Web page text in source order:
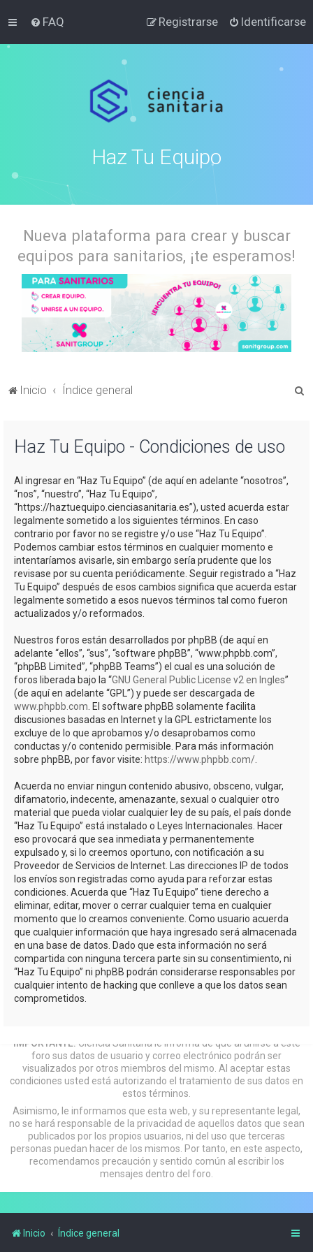
FAQ Identificarse
Registrarse
Haz Tu Equipo
Nueva plataforma para crear y buscar
equipos para sanitarios, ¡te esperamos!
Inicio Índice general
Haz Tu Equipo - Condiciones de uso
Al ingresar en “Haz Tu Equipo” (de aquí en adelante “nosotros”,
“nos”, “nuestro”, “Haz Tu Equipo”,
“https://haztuequipo.cienciasanitaria.es”), usted acuerda estar
legalmente sometido a los siguientes términos. En caso
contrario por favor no se registre y/o use “Haz Tu Equipo”.
Podemos cambiar estos términos en cualquier momento e
intentaríamos avisarle, sin embargo sería prudente que los
revisase por su cuenta periódicamente. Seguir registrado a “Haz
Tu Equipo” después de esos cambios significa que acuerda estar
legalmente sometido a esos nuevos términos tal como fueron
actualizados y/o reformados.
Nuestros foros están desarrollados por phpBB (de aquí en
adelante “ellos”, “sus”, “software phpBB”, “www.phpbb.com”,
“phpBB Limited”, “phpBB Teams”) el cual es una solución de
foros liberada bajo la “GNU General Public License v2 en Ingles”
(de aquí en adelante “GPL”) y puede ser descargada de
www.phpbb.com . El software phpBB solamente facilita
discusiones basadas en Internet y la GPL estrictamente los
excluye de lo que aprobamos y/o desaprobamos como
conductas y/o contenido permisible. Para más información
sobre phpBB, por favor visite: https://www.phpbb.com/
Acuerda no enviar ningun contenido abusivo, obsceno, vulgar,
difamatorio, indecente, amenazante, sexual o cualquier otro
material que pueda violar cualquier ley de su país, el país donde
“Haz Tu Equipo” está instalado o Leyes Internacionales. Hacer
eso provocará que sea inmediata y permanentemente
expulsado y, si lo creemos oportuno, con notificación a su
Proveedor de Servicios de Internet. Las direcciones IP de todos
los envíos son registradas como ayuda para reforzar estas
condiciones. Acuerda que “Haz Tu Equipo” tiene derecho a
eliminar, editar, mover o cerrar cualquier tema en cualquier
momento que lo creamos conveniente. Como usuario acuerda
que cualquier información que haya ingresado será almacenada
en una base de datos. Dado que esta información no será
compartida con ninguna tercera parte sin su consentimiento, ni
“Haz Tu Equipo” ni phpBB podrán considerarse responsables por
cualquier intento de hacking que conlleve a que los datos sean
comprometidos.
IMPORTANTE: Ciencia Sanitaria le informa de que al unirse a este
foro sus datos de usuario y correo electrónico podrán ser
visualizados por otros miembros del mismo. Al aceptar estas
condiciones usted está autorizando el tratamiento de sus datos en
estos términos.
Asimismo, le informamos que esta web, y su representante legal,
no se hará responsable de la privacidad de aquellos datos que sean
publicados por los propios usuarios, ni del uso que terceras
personas puedan hacer de los mismos. Por tanto, en este aspecto,
recomendamos precaución y sentido común al escribir los
mensajes dentro del foro.
Inicio Índice general